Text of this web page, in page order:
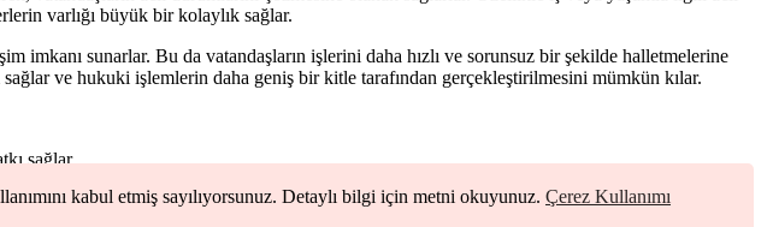
kabul etmiş sayılıyorsunuz. Detaylı bilgi için metni okuyunuz. Çerez Kullanımı
varlığı büyük bir kolaylık sağlar.
imkanı sunarlar. Bu da vatandaşların işlerini daha hızlı ve sorunsuz bir şekilde halletmelerine
ve hukuki işlemlerin daha geniş bir kitle tarafından gerçekleştirilmesini mümkün kılar.
sağlar.